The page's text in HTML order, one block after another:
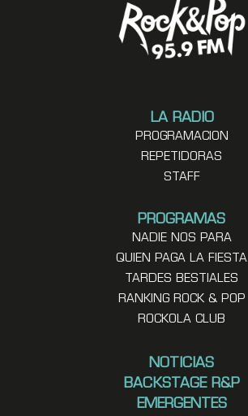
LA RADIO
PROGRAMACION
REPETIDORAS
STAFF
PROGRAMAS
NADIE NOS PARA
QUIEN PAGA LA FIESTA
TARDES BESTIALES
RANKING ROCK & POP
ROCKOLA CLUB
NOTICIAS
BACKSTAGE R&P
EMERGENTES